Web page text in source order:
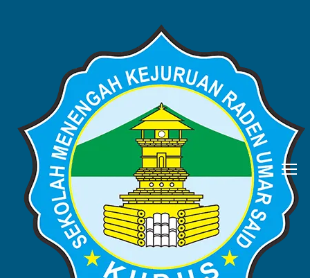
Humas SMK Raden
Umar Said Kudus
HomeAuthor: Humas SMK Raden Umar Said Kudus
Showing 1 - 10 of 15 results